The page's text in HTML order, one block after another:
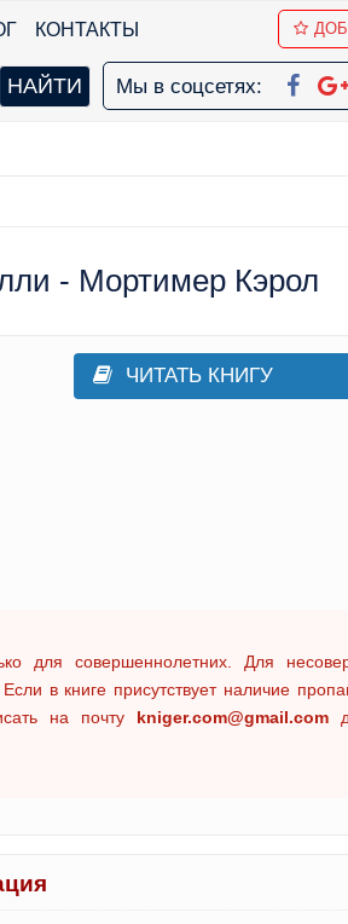
КОНТАКТЫ
Мы в соцсетях:
- Мортимер Кэрол
ЧИТАТЬ КНИГУ
для совершеннолетних. Для
Если в книге присутствует наличие
на почту kniger.com@gmail.com